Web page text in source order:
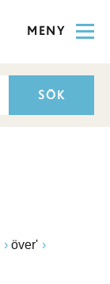
MENY
över'